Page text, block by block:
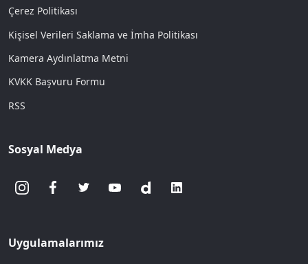
Çerez Politikası
Kişisel Verileri Saklama ve İmha Politikası
Kamera Aydınlatma Metni
KVKK Başvuru Formu
RSS
Sosyal Medya
Uygulamalarımız